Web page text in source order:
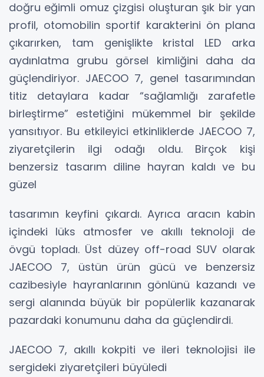
doğru eğimli omuz çizgisi oluşturan şık bir yan
profil, otomobilin sportif karakterini ön plana
çıkarırken, tam genişlikte kristal LED arka
aydınlatma grubu görsel kimliğini daha da
güçlendiriyor. JAECOO 7, genel tasarımından
titiz detaylara kadar “sağlamlığı zarafetle
birleştirme” estetiğini mükemmel bir şekilde
yansıtıyor. Bu etkileyici etkinliklerde JAECOO 7,
ziyaretçilerin ilgi odağı oldu. Birçok kişi
benzersiz tasarım diline hayran kaldı ve bu
güzel
tasarımın keyfini çıkardı. Ayrıca aracın kabin
içindeki lüks atmosfer ve akıllı teknoloji de
övgü topladı. Üst düzey off-road SUV olarak
JAECOO 7, üstün ürün gücü ve benzersiz
cazibesiyle hayranlarının gönlünü kazandı ve
sergi alanında büyük bir popülerlik kazanarak
pazardaki konumunu daha da güçlendirdi.
JAECOO 7, akıllı kokpiti ve ileri teknolojisi ile
sergideki ziyaretçileri büyüledi